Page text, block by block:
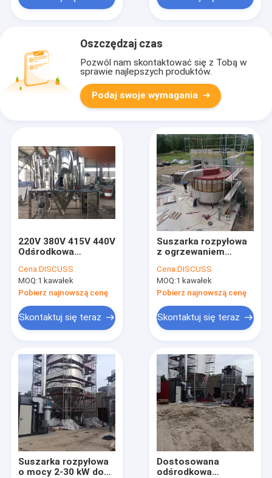
Oszczędzaj czas
Pozwól nam skontaktować się z Tobą w
sprawie najlepszych produktów.
Podaj swoje wymagania
220V 380V 415V 440V
Odśrodkowa
ze stali nierdzewnej
o niskim poziomie
hałasu
Cena:DISCUSS
MOQ:1 kawałek
Pobierz najnowszą cenę
Skontaktuj się teraz
Suszarka rozpyłowa
z ogrzewaniem
elektrycznym /
gazowym Zakres
regulacji temperatury
maszyny 20-300 ℃
Cena:DISCUSS
MOQ:1 kawałek
Pobierz najnowszą cenę
Skontaktuj się teraz
Suszarka rozpyłowa
o mocy 2-30 kW do
Dostosowana
odśrodkowa